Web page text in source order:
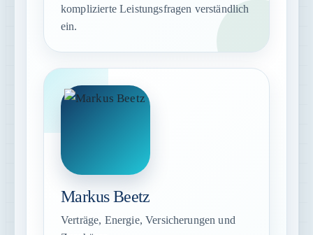
komplizierte Leistungsfragen verständlich
ein.
Markus Beetz
Verträge, Energie, Versicherungen und